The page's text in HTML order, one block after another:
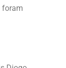
foram